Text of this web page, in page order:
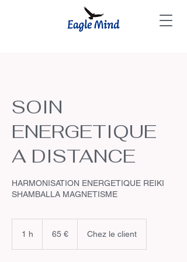
SOIN
ENERGETIQUE
A DISTANCE
HARMONISATION ENERGETIQUE REIKI
SHAMBALLA MAGNETISME
1 h 65 € Chez le client